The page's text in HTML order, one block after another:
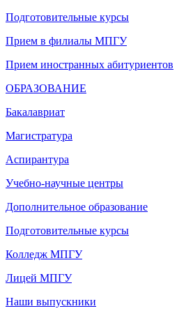
Подготовительные курсы
Прием в филиалы МПГУ
Прием иностранных абитуриентов
ОБРАЗОВАНИЕ
Бакалавриат
Магистратура
Аспирантура
Учебно-научные центры
Дополнительное образование
Подготовительные курсы
Колледж МПГУ
Лицей МПГУ
Наши выпускники